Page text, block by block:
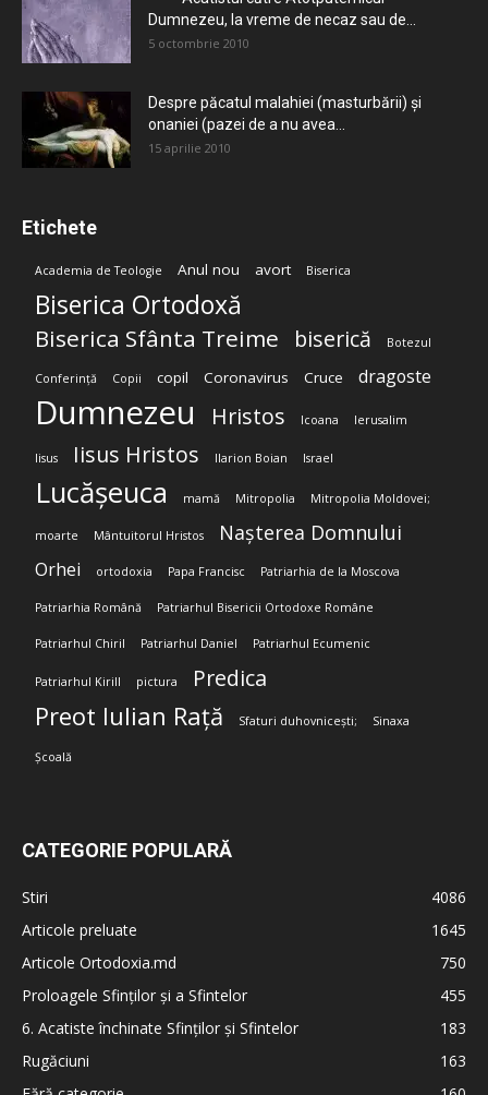
Dumnezeu, la vreme de necaz sau de...
5 octombrie 2010
Despre păcatul malahiei (masturbării) şi
onaniei (pazei de a nu avea...
15 aprilie 2010
Etichete
Academia de Teologie Anul nou avort Biserica
Biserica Ortodoxă
Biserica Sfânta Treime biserică Botezul
Conferință Copii copil Coronavirus Cruce dragoste
Dumnezeu Hristos Icoana Ierusalim
Iisus Iisus Hristos Ilarion Boian Israel
Lucășeuca mamă Mitropolia Mitropolia Moldovei;
moarte Mântuitorul Hristos Nașterea Domnului
Orhei ortodoxia Papa Francisc Patriarhia de la Moscova
Patriarhia Română Patriarhul Bisericii Ortodoxe Române
Patriarhul Chiril Patriarhul Daniel Patriarhul Ecumenic
Patriarhul Kirill pictura Predica
Preot Iulian Rață Sfaturi duhovnicești; Sinaxa
Școală
CATEGORIE POPULARĂ
Stiri
4086
Articole preluate
1645
Articole Ortodoxia.md
750
Proloagele Sfinților și a Sfintelor
455
6. Acatiste închinate Sfinților și Sfintelor
183
Rugăciuni
163